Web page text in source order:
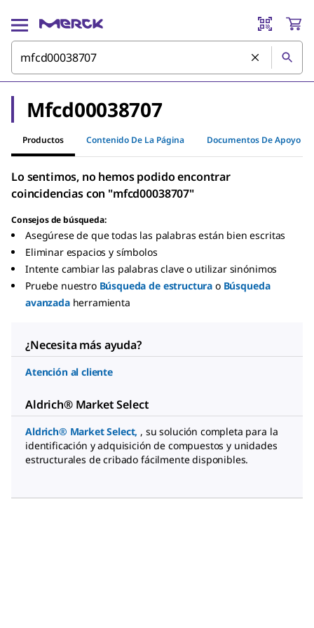
Mfcd00038707
Productos Contenido De La Página Documentos De Apoyo
Lo sentimos, no hemos podido encontrar
coincidencias con "mfcd00038707"
Consejos de búsqueda:
Asegúrese de que todas las palabras están bien escritas
Eliminar espacios y símbolos
Intente cambiar las palabras clave o utilizar sinónimos
Pruebe nuestro Búsqueda de estructura o Búsqueda
avanzada herramienta
¿Necesita más ayuda?
Atención al cliente
Aldrich® Market Select
Aldrich® Market Select, , su solución completa para la
identificación y adquisición de compuestos y unidades
estructurales de cribado fácilmente disponibles.